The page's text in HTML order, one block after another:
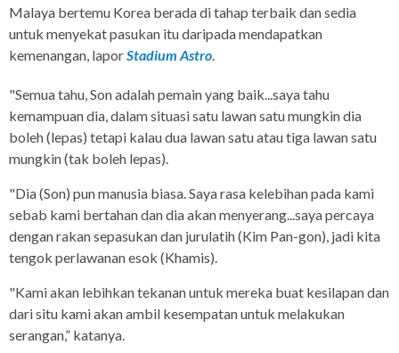
Malaya bertemu Korea berada di tahap terbaik dan sedia
untuk menyekat pasukan itu daripada mendapatkan
kemenangan, laporStadium Astro
"Semua tahu, Son adalah pemain yang baik...saya tahu
kemampuan dia, dalam situasi satu lawan satu mungkin dia
boleh (lepas) tetapi kalau dua lawan satu atau tiga lawan satu
mungkin (tak boleh lepas).
"Dia (Son) pun manusia biasa. Saya rasa kelebihan pada kami
sebab kami bertahan dan dia akan menyerang...saya percaya
dengan rakan sepasukan dan jurulatih (Kim Pan-gon), jadi kita
tengok perlawanan esok (Khamis).
"Kami akan lebihkan tekanan untuk mereka buat kesilapan dan
dari situ kami akan ambil kesempatan untuk melakukan
serangan,” katanya.